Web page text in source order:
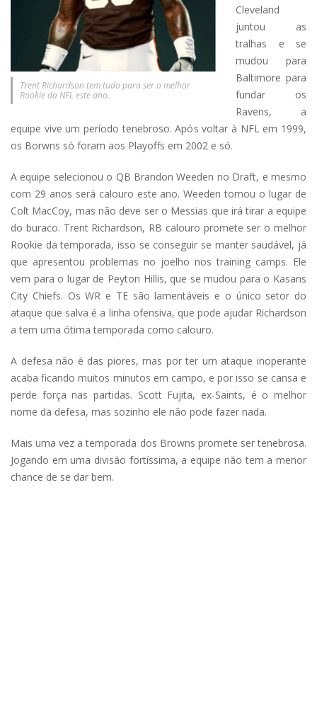
Trent Richardson tem tudo para ser o melhor
Rookie da NFL este ano.
Cleveland
juntou as
tralhas e se
mudou para
Baltimore para
fundar os
Ravens, a
equipe vive um período tenebroso. Após voltar à NFL em 1999,
os Borwns só foram aos Playoffs em 2002 e só.
A equipe selecionou o QB Brandon Weeden no Draft, e mesmo
com 29 anos será calouro este ano. Weeden tomou o lugar de
Colt MacCoy, mas não deve ser o Messias que irá tirar a equipe
do buraco. Trent Richardson, RB calouro promete ser o melhor
Rookie da temporada, isso se conseguir se manter saudável, já
que apresentou problemas no joelho nos training camps. Ele
vem para o lugar de Peyton Hillis, que se mudou para o Kasans
City Chiefs. Os WR e TE são lamentáveis e o único setor do
ataque que salva é a linha ofensiva, que pode ajudar Richardson
a tem uma ótima temporada como calouro.
A defesa não é das piores, mas por ter um ataque inoperante
acaba ficando muitos minutos em campo, e por isso se cansa e
perde força nas partidas. Scott Fujita, ex-Saints, é o melhor
nome da defesa, mas sozinho ele não pode fazer nada.
Mais uma vez a temporada dos Browns promete ser tenebrosa.
Jogando em uma divisão fortíssima, a equipe não tem a menor
chance de se dar bem.